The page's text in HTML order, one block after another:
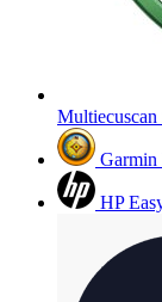
Multiecuscan
Garmin
HP